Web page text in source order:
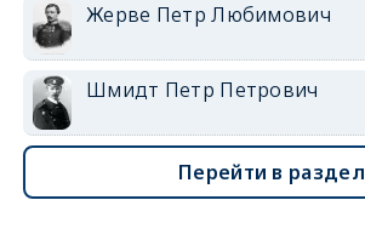
Жерве Петр Любимович
Шмидт Петр Петрович
Перейти в раздел